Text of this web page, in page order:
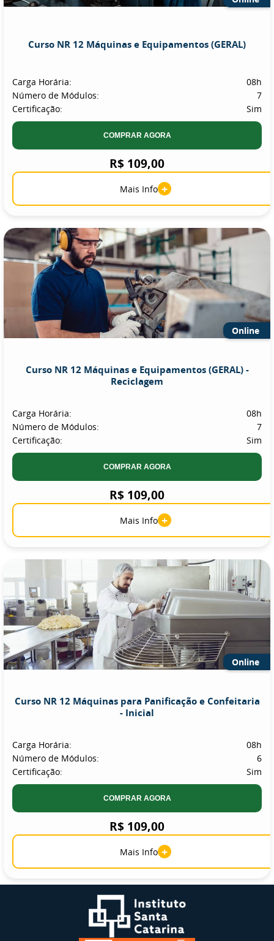
Curso NR 12 Máquinas e Equipamentos (GERAL)
Carga Horária:
08h
Número de Módulos:
7
Certificação:
Sim
COMPRAR AGORA
R$ 109,00
Mais Info +
Online
Curso NR 12 Máquinas e Equipamentos (GERAL) -
Reciclagem
Carga Horária:
08h
Número de Módulos:
7
Certificação:
Sim
COMPRAR AGORA
R$ 109,00
Mais Info +
Online
Curso NR 12 Máquinas para Panificação e Confeitaria
- Inicial
Carga Horária:
08h
Número de Módulos:
6
Certificação:
Sim
COMPRAR AGORA
R$ 109,00
Mais Info +